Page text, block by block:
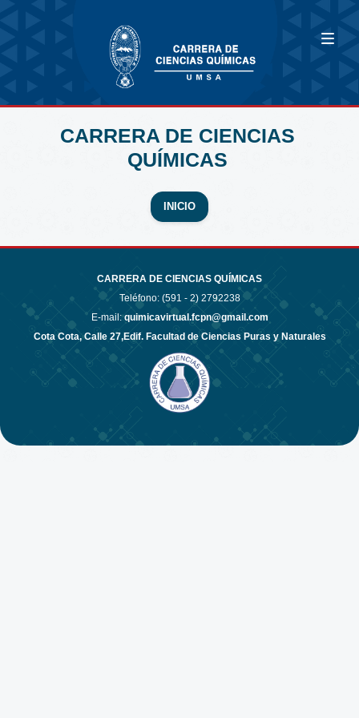
CARRERA DE CIENCIAS
QUÍMICAS
INICIO
CARRERA DE CIENCIAS QUÍMICAS
Teléfono: (591 - 2) 2792238
E-mail: quimicavirtual.fcpn@gmail.com
Cota Cota, Calle 27,Edif. Facultad de Ciencias Puras y Naturales